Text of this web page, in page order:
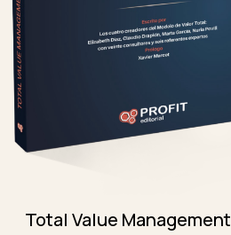
Total Value Management